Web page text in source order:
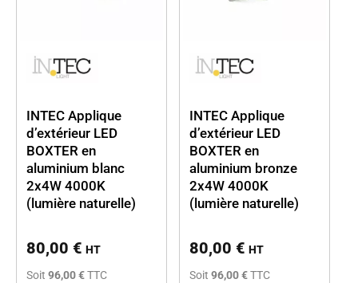
INTEC Applique
d’extérieur LED
BOXTER en
aluminium blanc
2x4W 4000K
(lumière naturelle)
80,00 € HT
Soit 96,00 €TTC
INTEC Applique
d’extérieur LED
BOXTER en
aluminium bronze
2x4W 4000K
(lumière naturelle)
80,00 € HT
Soit 96,00 €TTC